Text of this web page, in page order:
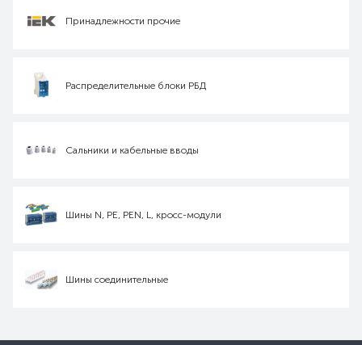
Принадлежности прочие
Распределительные блоки РБД
Сальники и кабельные вводы
Шины N, PE, PEN, L, кросс-модули
Шины соединительные